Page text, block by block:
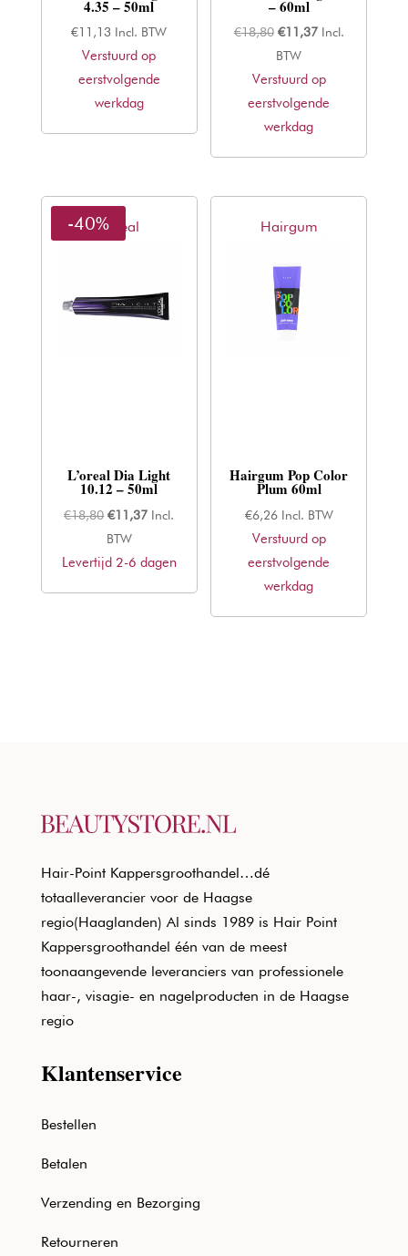
4.35 – 50ml
€11,13 Incl. BTW
Verstuurd op
eerstvolgende
werkdag
– 60ml
€18,80 Oorspronkelijke
prijs
was:
€18,80.
€11,37Huidige
is:
€11,37.
Incl.
BTW
Verstuurd op
eerstvolgende
werkdag
L'oreal
-40%
L’oreal Dia Light
10.12 – 50ml
€18,80 Oorspronkelijke
prijs
was:
€11,37Huidige
is:
Incl.
BTW
Levertijd 2-6 dagen
Hairgum
Hairgum Pop Color
Plum 60ml
€6,26 Incl. BTW
Verstuurd op
eerstvolgende
werkdag
Hair-Point Kappersgroothandel…dé
totaalleverancier voor de Haagse
regio(Haaglanden) Al sinds 1989 is Hair Point
Kappersgroothandel één van de meest
toonaangevende leveranciers van professionele
haar-, visagie- en nagelproducten in de Haagse
regio
Klantenservice
Bestellen
Betalen
Verzending en Bezorging
Retourneren